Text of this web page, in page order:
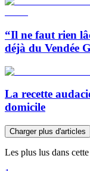
“Il ne faut rien
déjà du Vendée
La recette
domicile
Charger plus d'articles
Les plus lus dans